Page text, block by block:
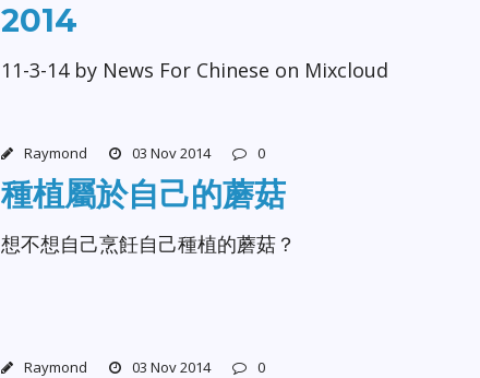
2014
11-3-14 by News For Chinese on Mixcloud
Raymond 03 Nov 2014 0
種植屬於自己的蘑菇
想不想自己烹飪自己種植的蘑菇？
Raymond 03 Nov 2014 0